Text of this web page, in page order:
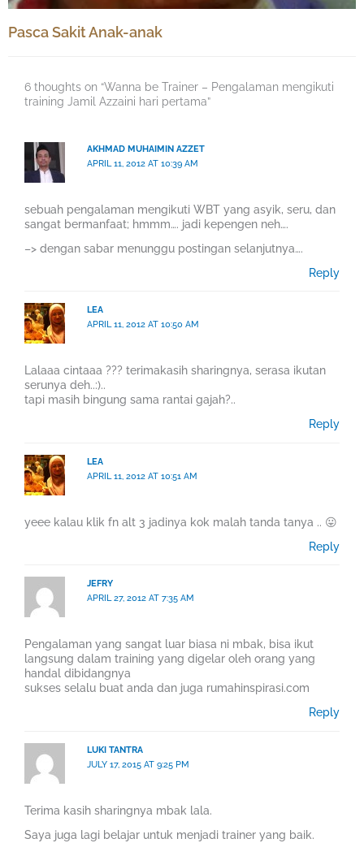
Pasca Sakit Anak-anak
6 thoughts on “Wanna be Trainer – Pengalaman mengikuti
training Jamil Azzaini hari pertama”
AKHMAD MUHAIMIN AZZET
APRIL 11, 2012 AT 10:39 AM
sebuah pengalaman mengikuti WBT yang asyik, seru, dan
sangat bermanfaat; hmmm…. jadi kepengen neh….
–> dengan sabar menunggu postingan selanjutnya….
Reply
LEA
APRIL 11, 2012 AT 10:50 AM
Lalaaa cintaaa ??? terimakasih sharingnya, serasa ikutan
serunya deh..:)..
tapi masih bingung sama rantai gajah?..
Reply
LEA
APRIL 11, 2012 AT 10:51 AM
yeee kalau klik fn alt 3 jadinya kok malah tanda tanya .. 😛
Reply
JEFRY
APRIL 27, 2012 AT 7:35 AM
Pengalaman yang sangat luar biasa ni mbak, bisa ikut
langsung dalam training yang digelar oleh orang yang
handal dibidangnya
sukses selalu buat anda dan juga rumahinspirasi.com
Reply
LUKI TANTRA
JULY 17, 2015 AT 9:25 PM
Terima kasih sharingnya mbak lala.
Saya juga lagi belajar untuk menjadi trainer yang baik.